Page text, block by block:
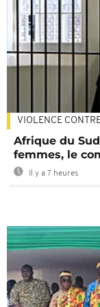
VIOLENCE
Afrique du
femmes, le
Il y a 7 heures